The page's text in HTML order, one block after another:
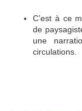
C’est à ce
de
une
circulations.